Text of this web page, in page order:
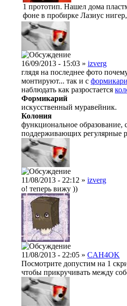
1 прототип. Нашел дома
фоне в пробирке Лазиус
16/09/2013 - 15:03 » izverg
глядя на последнее фото
монтируют... так и с
наблюдать как разростается
Формикарий
искусственный муравейник.
Колония
функциональное образование,
поддерживающих регулярные
11/08/2013 - 22:12 » izverg
о! теперь вижу ))
11/08/2013 - 22:05 » CAH4OK
Посмотрите допустим на 1
чтобы прикручивать между